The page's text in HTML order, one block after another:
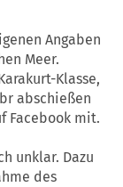
Angaben
Meer.
Klasse,
abschießen
Facebook mit.
unklar. Dazu
des